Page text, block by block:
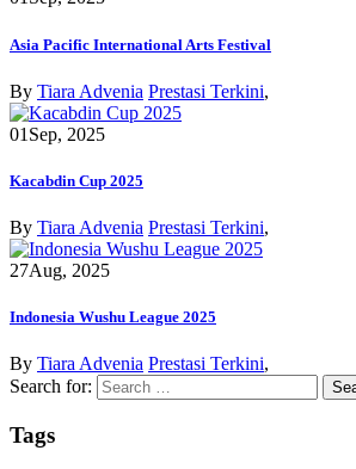
Asia Pacific International Arts Festival
By Tiara Advenia Prestasi Terkini,
01 Sep, 2025
Kacabdin Cup 2025
By Tiara Advenia Prestasi Terkini,
27Aug, 2025
Indonesia Wushu League 2025
By Tiara Advenia Prestasi Terkini,
Search for:
Tags